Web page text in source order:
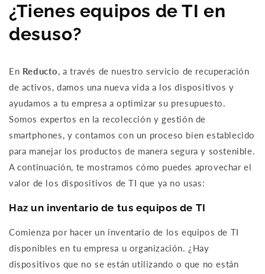
¿Tienes equipos de TI en
desuso?
En Reducto, a través de nuestro servicio de recuperación
de activos, damos una nueva vida a los dispositivos y
ayudamos a tu empresa a optimizar su presupuesto.
Somos expertos en la recolección y gestión de
smartphones, y contamos con un proceso bien establecido
para manejar los productos de manera segura y sostenible.
A continuación, te mostramos cómo puedes aprovechar el
valor de los dispositivos de TI que ya no usas:
Haz un inventario de tus equipos de TI
Comienza por hacer un inventario de los equipos de TI
disponibles en tu empresa u organización. ¿Hay
dispositivos que no se están utilizando o que no están